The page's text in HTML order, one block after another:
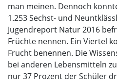
man meinen. Dennoch
1.253 Sechst- und
Jugendreport Natur 2016
Früchte nennen. Ein Viertel
Frucht benennen. Die
bei anderen Lebensmitteln
nur 37 Prozent der Schüler